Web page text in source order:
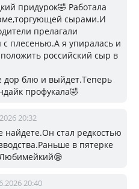
придурок🤣 Работала
сырами.И
прелагали
плесенью.А я упиралась и
российский сыр в
дор блю и выйдет.Теперь
профукала🤣
20:32
найдете.Он стал редкостью
в пятерке
20:40